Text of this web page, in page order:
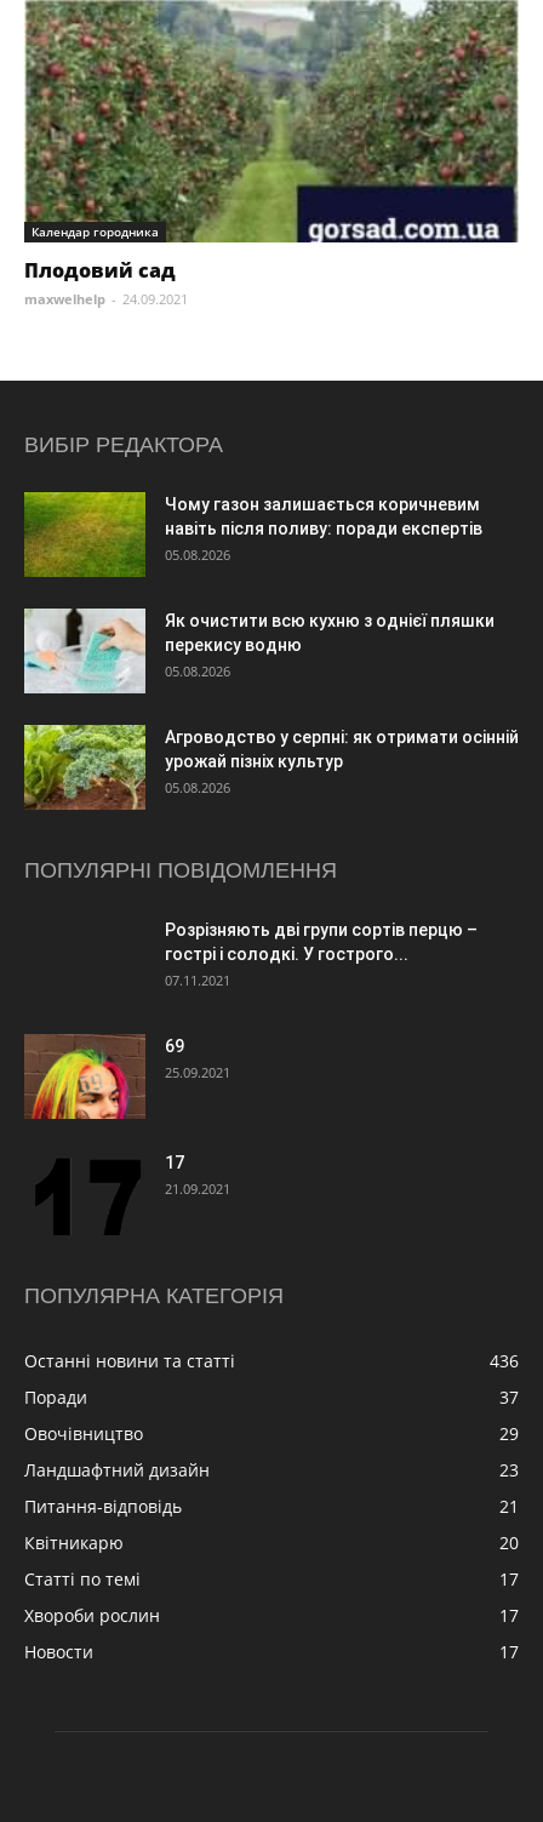
Календар городника
Плодовий сад
maxwelhelp - 24.09.2021
ВИБІР РЕДАКТОРА
Чому газон залишається коричневим
навіть після поливу: поради експертів
05.08.2026
Як очистити всю кухню з однієї пляшки
перекису водню
05.08.2026
Агроводство у серпні: як отримати осінній
урожай пізніх культур
05.08.2026
ПОПУЛЯРНІ ПОВІДОМЛЕННЯ
Розрізняють дві групи сортів перцю –
гострі і солодкі. У гострого...
07.11.2021
69
25.09.2021
17
21.09.2021
ПОПУЛЯРНА КАТЕГОРІЯ
Останні новини та статті
436
Поради
37
Овочівництво
29
Ландшафтний дизайн
23
Питання-відповідь
21
Квітникарю
20
Статті по темі
17
Хвороби рослин
17
Новости
17